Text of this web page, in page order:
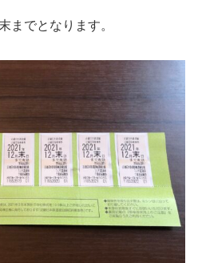
までとなります。